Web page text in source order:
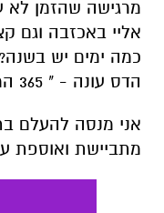
מרגישה שהזמן לא
אליי באכזבה וגם
כמה ימים יש בשנה?
הדס עונה - " 365 המורה".
אני מנסה להעלם
מתביישת ואוספת